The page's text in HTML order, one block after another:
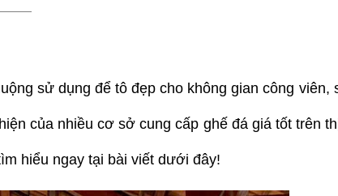
sử dụng để tô đẹp cho không gian công viên,
của nhiều cơ sở cung cấp ghế đá giá tốt trên
hiểu ngay tại bài viết dưới đây!